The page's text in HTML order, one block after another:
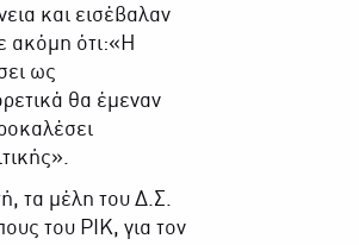
και εισέβαλαν
ακόμη ότι:«Η
ως
θα έμεναν
τα μέλη του Δ.Σ.
του ΡΙΚ, για τον